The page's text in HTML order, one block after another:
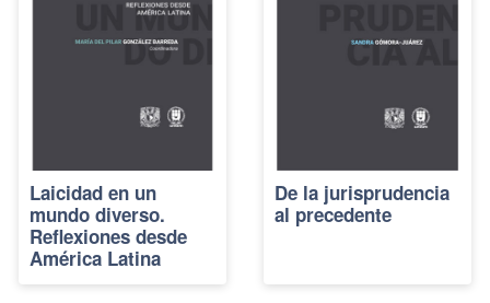
Laicidad en un
mundo diverso.
Reflexiones desde
América Latina
De la jurisprudencia
al precedente